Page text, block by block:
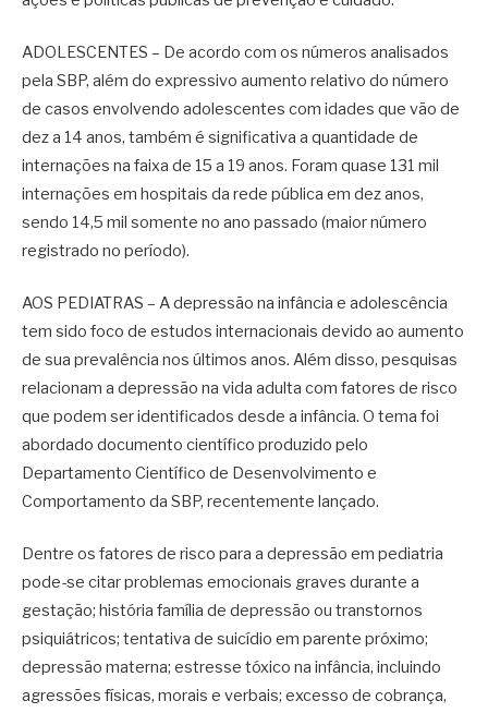
ADOLESCENTES – De acordo com os números analisados
pela SBP, além do expressivo aumento relativo do número
de casos envolvendo adolescentes com idades que vão de
dez a 14 anos, também é significativa a quantidade de
internações na faixa de 15 a 19 anos. Foram quase 131 mil
internações em hospitais da rede pública em dez anos,
sendo 14,5 mil somente no ano passado (maior número
registrado no período).
AOS PEDIATRAS – A depressão na infância e adolescência
tem sido foco de estudos internacionais devido ao aumento
de sua prevalência nos últimos anos. Além disso, pesquisas
relacionam a depressão na vida adulta com fatores de risco
que podem ser identificados desde a infância. O tema foi
abordado documento científico produzido pelo
Departamento Científico de Desenvolvimento e
Comportamento da SBP, recentemente lançado.
Dentre os fatores de risco para a depressão em pediatria
pode-se citar problemas emocionais graves durante a
gestação; história família de depressão ou transtornos
psiquiátricos; tentativa de suicídio em parente próximo;
depressão materna; estresse tóxico na infância, incluindo
agressões físicas, morais e verbais; excesso de cobrança,